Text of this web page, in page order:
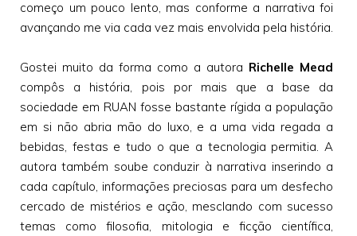
começo um pouco lento, mas conforme a narrativa foi
avançando me via cada vez mais envolvida pela história.
Gostei muito da forma como a autora Richelle Mead
compôs a história, pois por mais que a base da
sociedade em RUAN fosse bastante rígida a população
em si não abria mão do luxo, e a uma vida regada a
bebidas, festas e tudo o que a tecnologia permitia. A
autora também soube conduzir à narrativa inserindo a
cada capítulo, informações preciosas para um desfecho
cercado de mistérios e ação, mesclando com sucesso
temas como filosofia, mitologia e ficção científica,